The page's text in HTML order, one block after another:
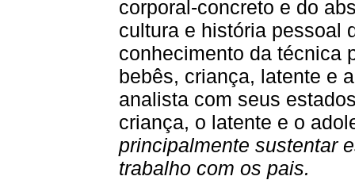
corporal-concreto e do
cultura e história pessoal
conhecimento da técnica
bebês, criança, latente e
analista com seus
criança, o latente e o
principalmente sustentar
trabalho com os pais.